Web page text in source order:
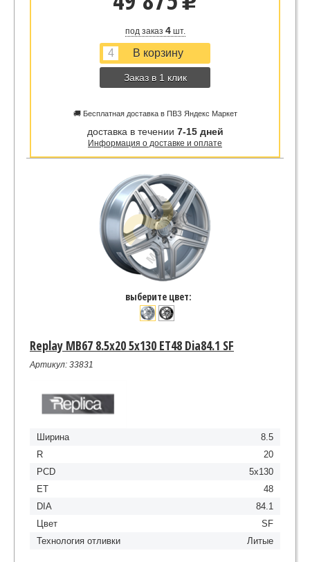
под заказ 4шт.
Заказ в 1 клик
🚚 Бесплатная доставка в ПВЗ Яндекс Маркет
доставка в течении 7-15 дней
Информация о доставке и оплате
выберите цвет:
Replay MB67 8.5x20 5x130 ET48 Dia84.1 SF
Артикул: 33831
Ширина
8.5
R
20
PCD
5x130
ET
48
DIA
84.1
Цвет
SF
Технология отливки
Литые